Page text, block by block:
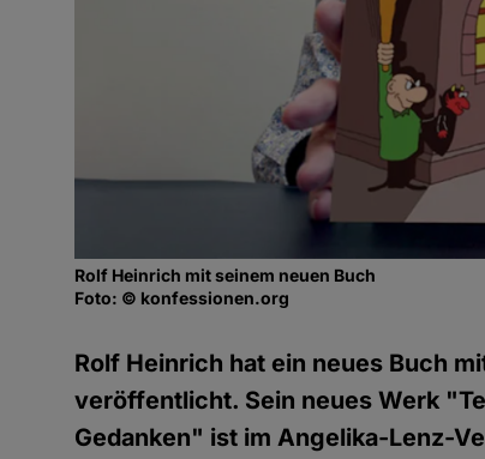
Rolf Heinrich mit seinem neuen Buch
Foto: © konfessionen.org
Rolf Heinrich hat ein neues Buch
veröffentlicht. Sein neues Werk
Gedanken" ist im Angelika-Lenz-